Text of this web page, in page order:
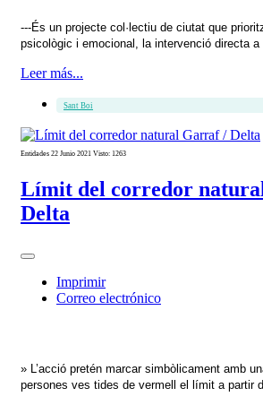
---És un projecte col·lectiu de ciutat que
psicològic i emocional, la intervenció directa a
Leer más...
Sant Boi
Entidades 22 Junio 2021 Visto: 1263
Límit del corredor
Delta
Imprimir
Correo electrónico
» L’acció pretén marcar simbòlicament amb
persones ves tides de vermell el límit a partir